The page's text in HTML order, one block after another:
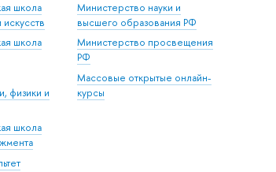
школа
искусств
школа
физики и
школа
Министерство науки и
высшего образования РФ
Министерство просвещения
РФ
Массовые открытые онлайн-
курсы